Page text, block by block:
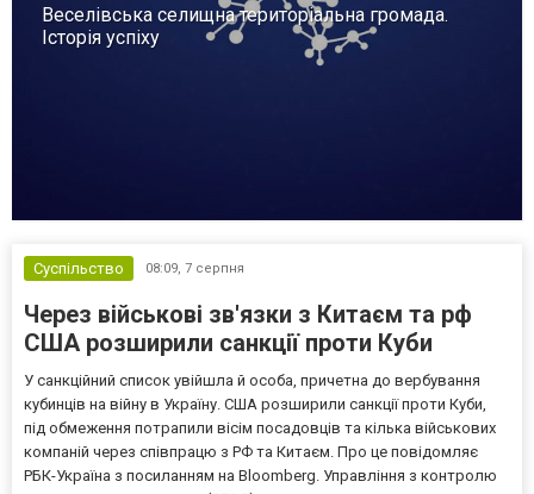
Веселівська селищна територіальна громада.
Історія успіху
Суспільство 08:09, 7 серпня
Через військові зв'язки з Китаєм та рф
США розширили санкції проти Куби
У санкційний список увійшла й особа, причетна до вербування
кубинців на війну в Україну. США розширили санкції проти Куби,
під обмеження потрапили вісім посадовців та кілька військових
компаній через співпрацю з РФ та Китаєм. Про це повідомляє
РБК-Україна з посиланням на Bloomberg. Управління з контролю